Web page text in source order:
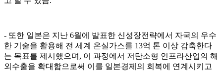
- 또한 일본은 지난 6월에 발표한 신성장전략에서 자국의 우수
한 기술을 활용해 전 세계 온실가스를 13억 톤 이상 감축한다
는 목표를 제시했으며, 이 과정에서 저탄소형 인프라산업의 해
외수출을 확대함으로써 이를 일본경제의 회복에 연계시키고